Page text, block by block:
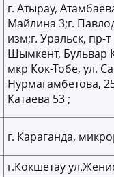
г. Атырау,
Майлина 3;г.
изм;г. Уральск, пр-
Шымкент, Бульвар
мкр Кок-Тобе, ул.
Нурмагамбетова,
Катаева 53 ;
г. Караганда,
г.Кокшетау